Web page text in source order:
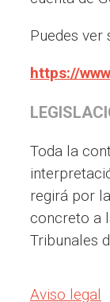
Puedes ver
https://
Toda la
regirá por
concreto a
Tribunales
Aviso legal